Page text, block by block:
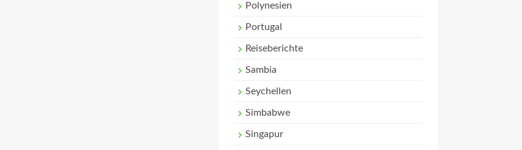
Polynesien
Portugal
Reiseberichte
Sambia
Seychellen
Simbabwe
Singapur